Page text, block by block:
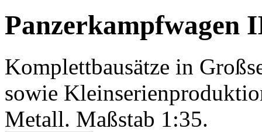
Panzerkampfwagen
Komplettbausätze in
sowie
Metall. Maßstab 1:35.